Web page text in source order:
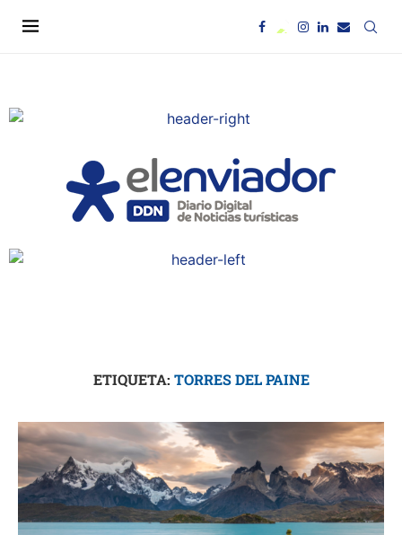
ETIQUETA: TORRES DEL PAINE